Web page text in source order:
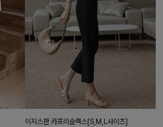
이지스판 카프리슬랙스[S,M,L사이즈]